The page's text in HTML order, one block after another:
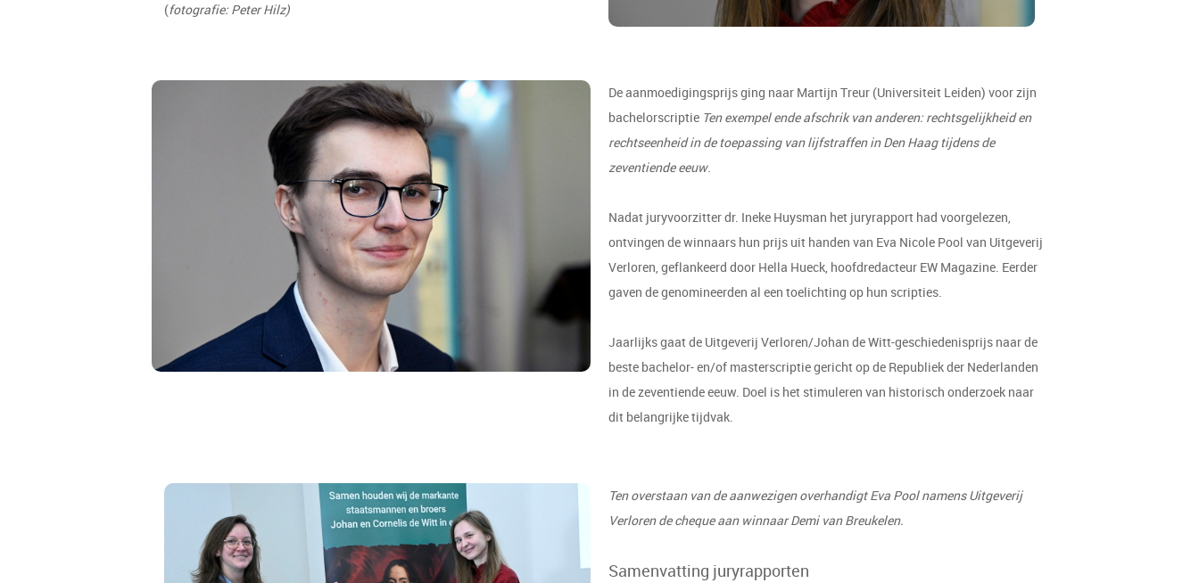
(fotografie: Peter Hilz)
De aanmoedigingsprijs ging naar Martijn Treur (Universiteit Leiden) voor zijn
bachelorscriptie Ten exempel ende afschrik van anderen: rechtsgelijkheid en
rechtseenheid in de toepassing van lijfstraffen in Den Haag tijdens de
zeventiende eeuw.
Nadat juryvoorzitter dr. Ineke Huysman het juryrapport had voorgelezen,
ontvingen de winnaars hun prijs uit handen van Eva Nicole Pool van Uitgeverij
Verloren, geflankeerd door Hella Hueck, hoofdredacteur EW Magazine. Eerder
gaven de genomineerden al een toelichting op hun scripties.
Jaarlijks gaat de Uitgeverij Verloren/Johan de Witt-geschiedenisprijs naar de
beste bachelor- en/of masterscriptie gericht op de Republiek der Nederlanden
in de zeventiende eeuw. Doel is het stimuleren van historisch onderzoek naar
dit belangrijke tijdvak.
Ten overstaan van de aanwezigen overhandigt Eva Pool namens Uitgeverij
Verloren de cheque aan winnaar Demi van Breukelen.
Samenvatting juryrapporten